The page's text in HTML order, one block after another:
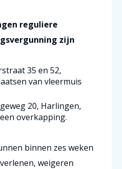
reguliere
zijn
35 en 52,
van vleermuis
20, Harlingen,
overkapping.
binnen zes weken
weigeren